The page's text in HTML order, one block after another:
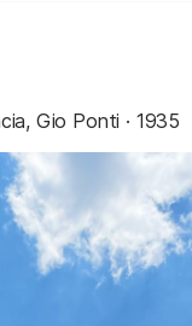
Gio Ponti 1935